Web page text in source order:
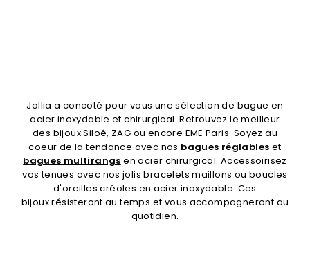
Jollia a concoté pour vous une sélection de bague en
acier inoxydable et chirurgical. Retrouvez le meilleur
des bijoux Siloé, ZAG ou encore EME Paris. Soyez au
coeur de la tendance avec nos bagues réglables et
bagues multirangs en acier chirurgical. Accessoirisez
vos tenues avec nos jolis bracelets maillons ou boucles
d'oreilles créoles en acier inoxydable. Ces
bijoux résisteront au temps et vous accompagneront au
quotidien.